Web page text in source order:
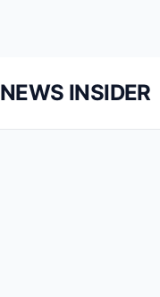
NEWS INSIDER